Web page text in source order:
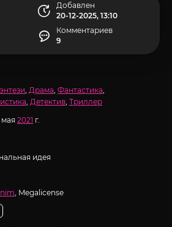
Добавлен
20-12-2025, 13:10
Комментариев
9
, Драма, Фантастика,
, Детектив, Триллер
мая 2021 г.
идея
, Megalicense